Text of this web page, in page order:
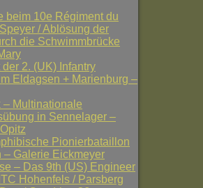
beim 10e Régiment du
/ Ablösung der
die Schwimmbrücke
2. (UK) Infantry
Eldagsen + Marienburg –
– Multinationale
in Sennelager –
Pionierbataillon
– Galerie Eickmeyer
– Das 9th (US) Engineer
Hohenfels / Parsberg